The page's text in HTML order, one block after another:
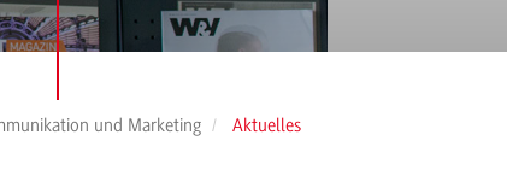
und Marketing Aktuelles